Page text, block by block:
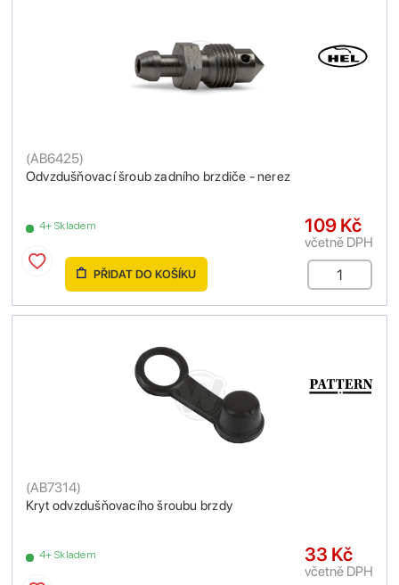
Odvzdušňovací šroub zadního brzdiče - nerez
(AB6425)
4+ Skladem 109 Kč
včetně DPH
PŘIDAT DO KOŠÍKU
Kryt odvzdušňovacího šroubu brzdy
(AB7314)
4+ Skladem 33 Kč
včetně DPH